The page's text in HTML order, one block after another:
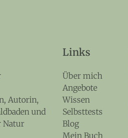
Autorin,
und
Natur
Links
Über mich
Angebote
Wissen
Selbsttests
Blog
Mein Buch